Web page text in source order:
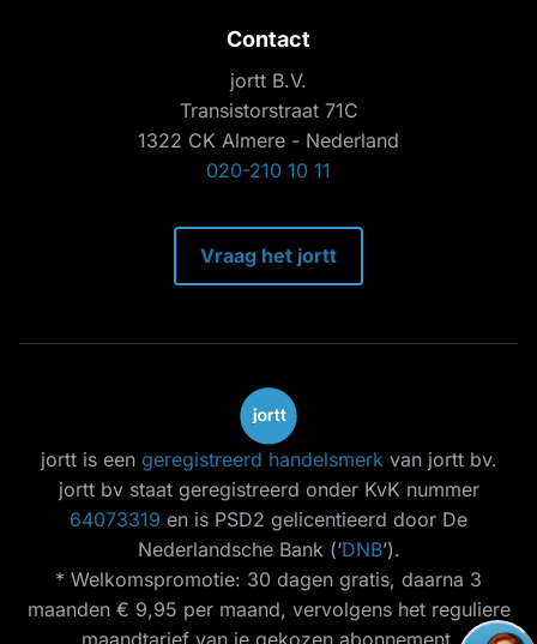
Contact
jortt B.V.
Transistorstraat 71C
1322 CK Almere - Nederland
020-210 10 11
Vraag het jortt
jortt is een geregistreerd handelsmerk van jortt bv.
jortt bv staat geregistreerd onder KvK nummer
64073319 en is PSD2 gelicentieerd door De
Nederlandsche Bank (‘DNB’).
* Welkomspromotie: 30 dagen gratis, daarna 3
maanden € 9,95 per maand, vervolgens het reguliere
maandtarief van je gekozen abonnement.